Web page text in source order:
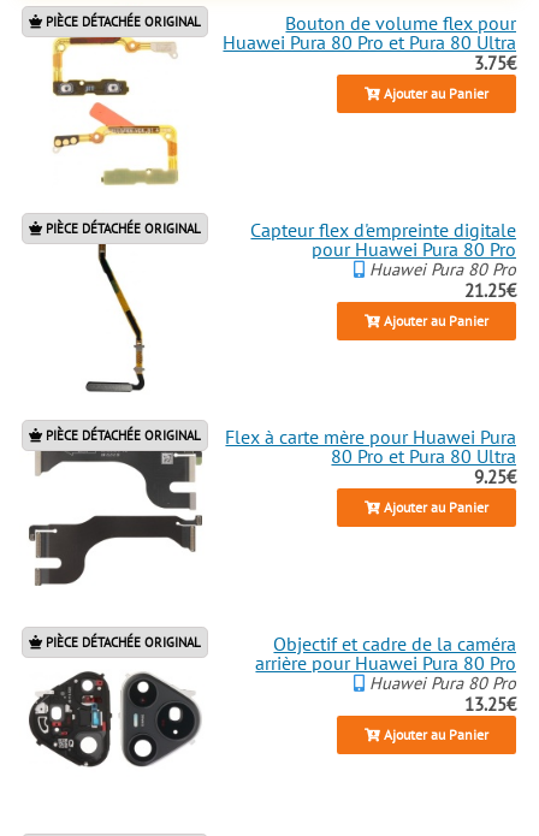
réparation dès maintenant !
PIÈCE DÉTACHÉE ORIGINAL
Bouton de volume flex pour
Huawei Pura 80 Pro et Pura 80 Ultra
3.75€
Ajouter au Panier
PIÈCE DÉTACHÉE ORIGINAL
Capteur flex d'empreinte digitale
pour Huawei Pura 80 Pro
Huawei Pura 80 Pro
21.25€
Ajouter au Panier
PIÈCE DÉTACHÉE ORIGINAL
Flex à carte mère pour Huawei Pura
80 Pro et Pura 80 Ultra
9.25€
Ajouter au Panier
PIÈCE DÉTACHÉE ORIGINAL
Objectif et cadre de la caméra
arrière pour Huawei Pura 80 Pro
Huawei Pura 80 Pro
13.25€
Ajouter au Panier